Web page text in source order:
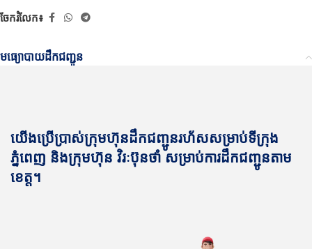
ចែករំលែក៖
មធ្យោបាយដឹកជញ្ជូន
យើងប្រើប្រាស់ក្រុមហ៊ុនដឹកជញ្ជូនរហ័សសម្រាប់ទីក្រុង
ភ្នំពេញ និងក្រុមហ៊ុន វិរៈប៊ុនថាំ សម្រាប់ការដឹកជញ្ជូនតាម
ខេត្ត។